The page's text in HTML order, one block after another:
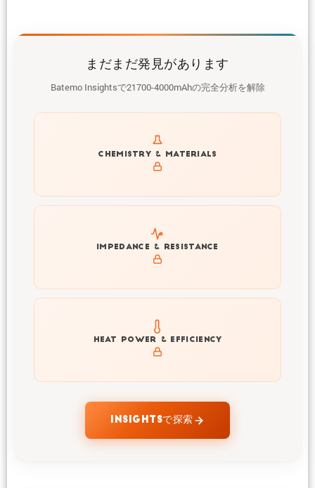
まだまだ発見があります
Batemo Insightsで21700-4000mAhの完全分析を解除
CHEMISTRY & MATERIALS
Get to know active materials for the 21700-4000mAh
IMPEDANCE & RESISTANCE
Explore impedance spectrum and DCIR (SOC, T) of
21700-4000mAh
HEAT POWER & EFFICIENCY
Explore heat generation and cell efficiency at different
temperatures and powers of 21700-4000mAh
INSIGHTSで探索